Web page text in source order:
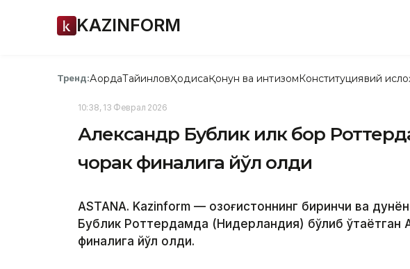
KAZINFORM
Тренд:АқордаТайинловҲодисаҚонун ва интизомКонституциявий
10:38, 13 Феврал 2026
Александр Бублик илк бор
чорак финалига йўл олди
ASTANA. Kazinform — Қозоғистоннинг биринчи ва
Бублик Роттердамда (Нидерландия) бўлиб ўтаётган
финалига йўл олди.